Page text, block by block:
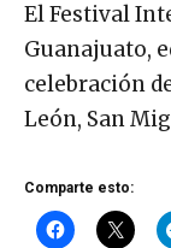
El Festival
Guanajuato,
celebración
León, San
Comparte esto: